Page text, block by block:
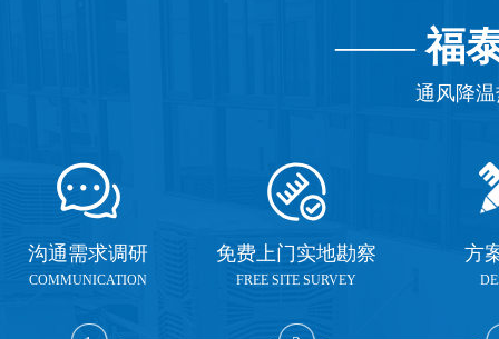
——福
通风降
沟通需求调研
COMMUNICATION
免费上门实地勘察
FREE SITE SURVEY
方